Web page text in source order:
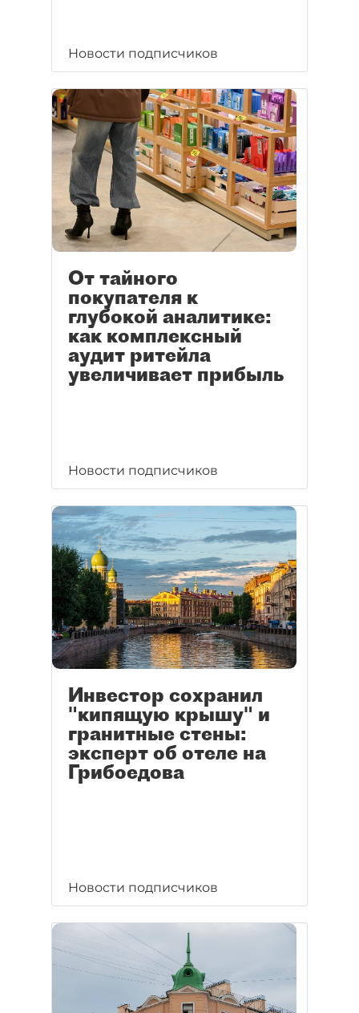
Новости подписчиков
От тайного
покупателя к
глубокой аналитике:
как комплексный
аудит ритейла
увеличивает прибыль
Новости подписчиков
Инвестор сохранил
"кипящую крышу" и
гранитные стены:
эксперт об отеле на
Грибоедова
Новости подписчиков